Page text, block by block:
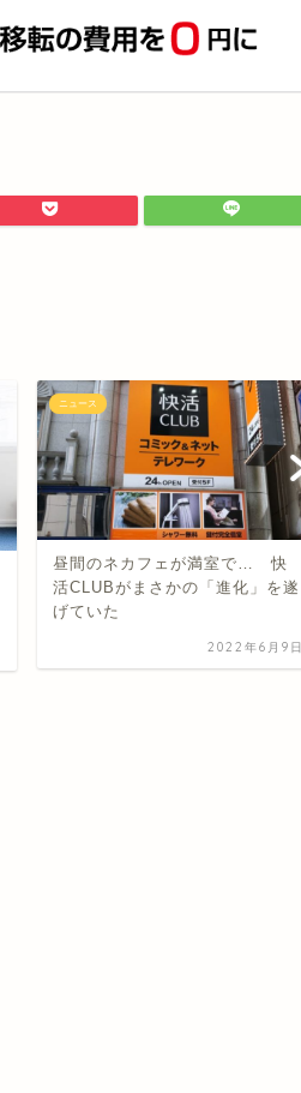
ニュース
昼間のネカフェが満室で… 快
活CLUBがまさかの「進化」を遂
げていた
2022年6月9日